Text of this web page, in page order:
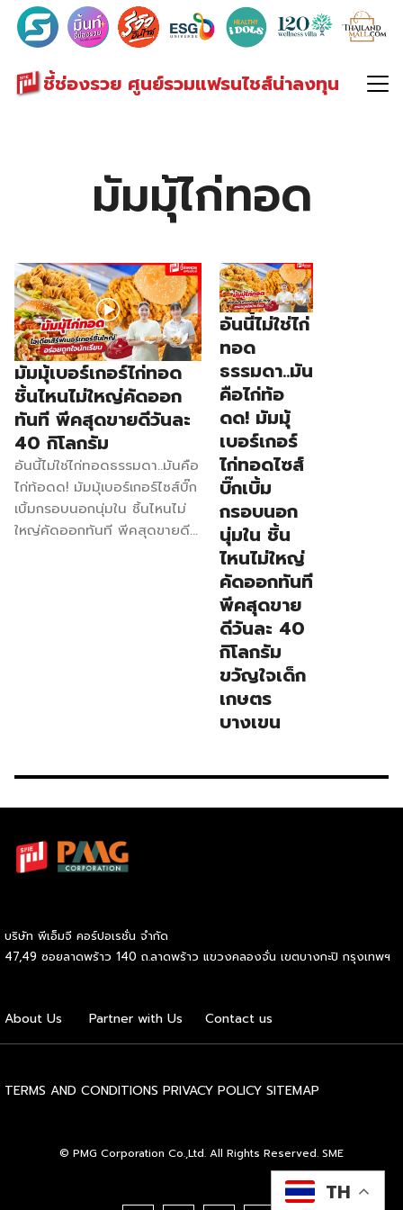
ชี้ช่องรวย ศูนย์รวมแฟรนไชส์น่าลงทุน
Search
for:
มัมมุ้ไก่ทอด
มัมมุ้เบอร์เกอร์ไก่ทอด
ชิ้นไหนไม่ใหญ่คัดออก
ทันที พีคสุดขายดีวันละ
40 กิโลกรัม
อันนี้ไม่ใช่ไก่ทอดธรรมดา..มันคือ
ไก่ท้อดด! มัมมุ้เบอร์เกอร์ไซส์บิ๊ก
เบิ้มกรอบนอกนุ่มใน ชิ้นไหนไม่
ใหญ่คัดออกทันที พีคสุดขายดี
แต่รู้สึกว่าไก่ทั่วไปชิ้นเล็กไป ไม่
ทำเบอร์เกอร์ที่ “ใหญ่และกรอบ
ที่สุด” จนกลายเป็นที่นิยมในเวลา
เท่านั้น ชิ้นไหนเล็ก… ไม่ขาย!
กรอบนาน ไม่อมน้ำมัน! แป้ง
เหมือนใคร! ซอสสูตรพิเศษที่ช่วย
เพิ่มรสชาติ ให้ทุกคำมีแต่ความ
กิโลกรัม ของหมดไว คนต่อคิว
เกินคาด ทางร้านกำลังมองหา
ร้านบ้าง… จับตารอไว้ให้ดี […]
อันนี้ไม่ใช่ไก่
ทอด
ธรรมดา..มัน
คือไก่ท้อ
ดด! มัมมุ้
เบอร์เกอร์
ไก่ทอดไซส์
บิ๊กเบิ้ม
กรอบนอก
นุ่มใน ชิ้น
ไหนไม่ใหญ่
คัดออกทันที
พีคสุดขาย
ดีวันละ 40
กิโลกรัม
ขวัญใจเด็ก
เกษตร
บางเขน
บริษัท พีเอ็มจี คอร์ปอเรชั่น จำกัด
47,49 ซอยลาดพร้าว 140 ถ.ลาดพร้าว แขวงคลองจั่น เขตบางกะปิ กรุงเทพฯ
About Us Partner with Us Contact us
TERMS AND CONDITIONS PRIVACY POLICY SITEMAP
© PMG Corporation Co.,Ltd. All Rights Reserved. SME
TH